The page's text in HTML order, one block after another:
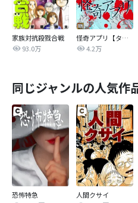
家族対抗殺戮合戦
93.0万
怪奇アプリ【タテヨミ】
4.2万
同じジャンルの人気作
恐怖特急
人間クサイ